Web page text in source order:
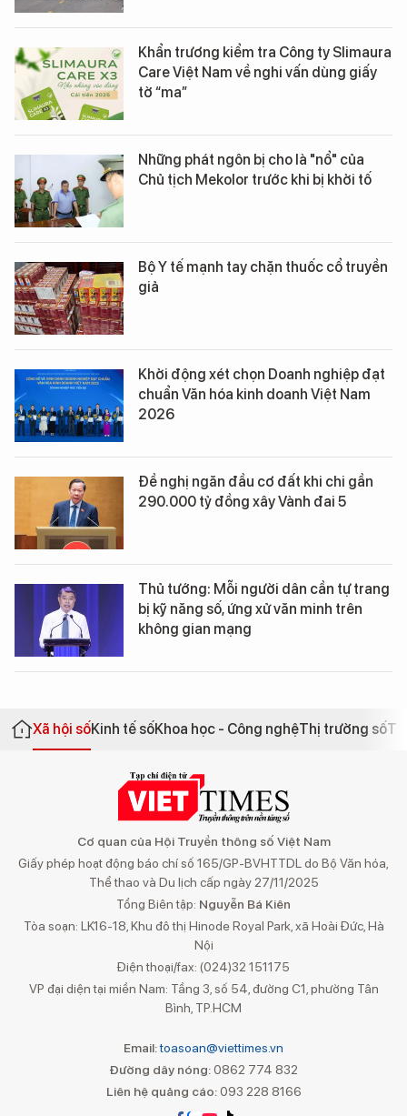
Khẩn trương kiểm tra Công ty Slimaura
Care Việt Nam về nghi vấn dùng giấy
tờ “ma”
Những phát ngôn bị cho là "nổ" của
Chủ tịch Mekolor trước khi bị khởi tố
Bộ Y tế mạnh tay chặn thuốc cổ truyền
giả
Khởi động xét chọn Doanh nghiệp đạt
chuẩn Văn hóa kinh doanh Việt Nam
2026
Đề nghị ngăn đầu cơ đất khi chi gần
290.000 tỷ đồng xây Vành đai 5
Thủ tướng: Mỗi người dân cần tự trang
bị kỹ năng số, ứng xử văn minh trên
không gian mạng
Xã hội sốKinh tế sốKhoa học - Công nghệThị trường số
Cơ quan của Hội Truyền thông số Việt Nam
Giấy phép hoạt động báo chí số 165/GP-BVHTTDL do Bộ Văn hóa,
Thể thao và Du lịch cấp ngày 27/11/2025
Tổng Biên tập: Nguyễn Bá Kiên
Tòa soạn: LK16-18, Khu đô thị Hinode Royal Park, xã Hoài Đức, Hà
Nội
Điện thoại/fax: (024)32 151175
VP đại diện tại miền Nam: Tầng 3, số 54, đường C1, phường Tân
Bình, TP.HCM
Email:toasoan@viettimes.vn
Đường dây nóng: 0862 774 832
Liên hệ quảng cáo:093 228 8166